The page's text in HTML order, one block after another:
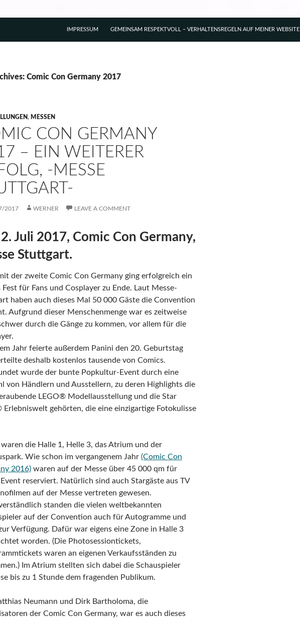
GEMEINSAM RESPEKTVOLL – VERHALTENSREGELN AUF MEINER WEBSITE
IMPRESSUM
Comic Con Germany 2017
, MESSEN
CON GERMANY
– EIN WEITERER
-MESSE
2017 WERNER LEAVE A COMMENT
Juli 2017, Comic Con Germany,
Stuttgart.
der zweite Comic Con Germany ging erfolgreich ein
Fest für Fans und Cosplayer zu Ende. Laut Messe-
haben auch dieses Mal 50 000 Gäste die Convention
Aufgrund dieser Menschenmenge war es zeitweise
durch die Gänge zu kommen, vor allem für die
Jahr feierte außerdem Panini den 20. Geburtstag
deshalb kostenlos tausende von Comics.
wurde der bunte Popkultur-Event durch eine
von Händlern und Ausstellern, zu deren Highlights die
LEGO® Modellausstellung und die Star
Erlebniswelt gehörten, die eine einzigartige Fotokulisse
waren die Halle 1, Helle 3, das Atrium und der
Wie schon im vergangenem Jahr (Comic Con
2016) waren auf der Messe über 45 000 qm für
reserviert. Natürlich sind auch Stargäste aus TV
auf der Messe vertreten gewesen.
standen die vielen weltbekannten
auf der Convention auch für Autogramme und
Verfügung. Dafür war eigens eine Zone in Halle 3
worden. (Die Photosessiontickets,
waren an eigenen Verkaufsständen zu
Im Atrium stellten sich dabei die Schauspieler
bis zu 1 Stunde dem fragenden Publikum.
Neumann und Dirk Bartholoma, die
der Comic Con Germany, war es auch dieses